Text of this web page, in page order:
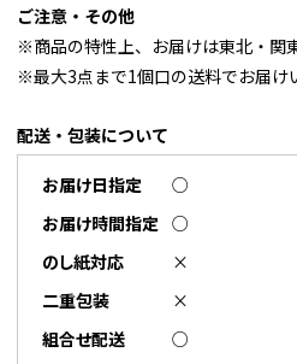
ご注意・その他
※商品の特性上、お届けは東北・関
※最大3点まで1個口の送料でお届け
配送・包装について
お届け日指定
○
お届け時間指定 ○
のし紙対応
×
二重包装
×
組合せ配送
○